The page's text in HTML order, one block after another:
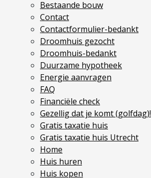
Bedrijfsaanbod
Diensten
Kopen
Verkopen
Huren
Verhuren
Taxeren
Verzekeren
Nieuwbouw
Projectontwikkelaars
Particulieren
Bestaande bouw
Contact
Contactformulier-bedankt
Droomhuis gezocht
Droomhuis-bedankt
Duurzame hypotheek
Energie aanvragen
FAQ
Financiële check
Gezellig dat je komt (golfdag)!
Gratis taxatie huis
Gratis taxatie huis Utrecht
Home
Huis huren
Huis kopen